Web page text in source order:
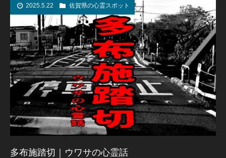
2025.5.22 佐賀県の心霊スポット
多布施踏切｜ウワサの心霊話